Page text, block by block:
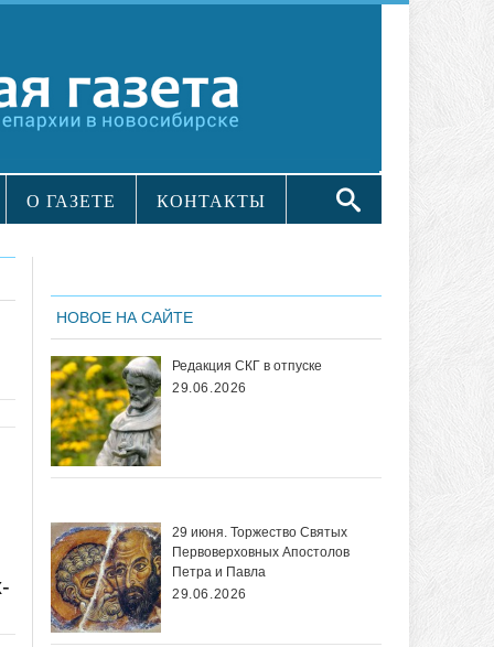
О ГАЗЕТЕ КОНТАКТЫ
НОВОЕ НА САЙТЕ
Редакция СКГ в отпуске
29.06.2026
29 июня. Торжество Святых
Первоверховных Апостолов
Петра и Павла
29.06.2026